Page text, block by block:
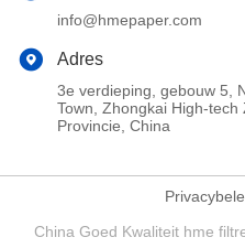
info@hmepaper.com
Adres
3e verdieping, gebouw 5,
Town, Zhongkai High-
Provincie, China
China Goed Kwaliteit hme